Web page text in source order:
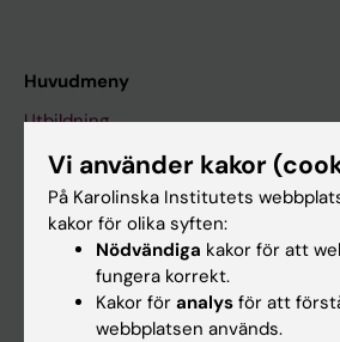
Huvudmeny
Utbildning
Forskarutbildning
Forskning
Vi använder kakor
På Karolinska Institutets
kakor för olika syften:
Nödvändiga kakor för att
fungera korrekt.
Kakor för analys för att
webbplatsen används.